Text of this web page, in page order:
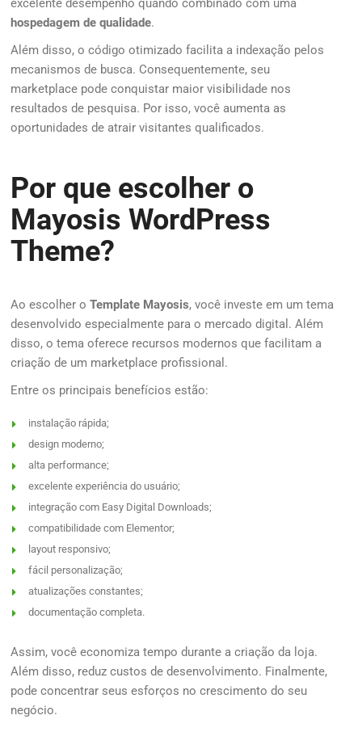
hospedagem de qualidade.
Além disso, o código otimizado facilita a indexação pelos
mecanismos de busca. Consequentemente, seu
marketplace pode conquistar maior visibilidade nos
resultados de pesquisa. Por isso, você aumenta as
oportunidades de atrair visitantes qualificados.
Por que escolher o
Mayosis WordPress
Theme?
Ao escolher oTemplate Mayosis, você investe em um tema
desenvolvido especialmente para o mercado digital. Além
disso, o tema oferece recursos modernos que facilitam a
criação de um marketplace profissional.
Entre os principais benefícios estão:
instalação rápida;
design moderno;
alta performance;
excelente experiência do usuário;
integração com Easy Digital Downloads;
compatibilidade com Elementor;
layout responsivo;
fácil personalização;
atualizações constantes;
documentação completa.
Assim, você economiza tempo durante a criação da loja.
Além disso, reduz custos de desenvolvimento. Finalmente,
pode concentrar seus esforços no crescimento do seu
negócio.